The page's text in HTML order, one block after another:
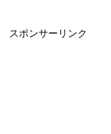
スポンサーリンク